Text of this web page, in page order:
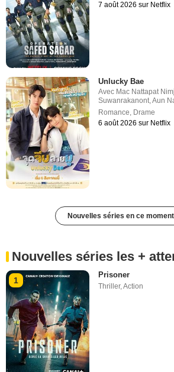
7 août 2026 sur Netflix
Unlucky Bae
Avec Mac Nattapat
Suwanrakanont,Aun
Romance, Drame
6 août 2026 sur Netflix
Nouvelles séries en ce moment
Nouvelles séries les +
1
Prisoner
Thriller,Action